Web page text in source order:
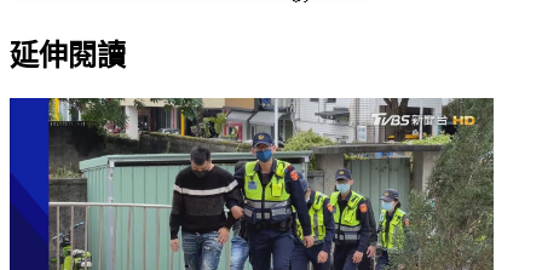
延伸閱讀